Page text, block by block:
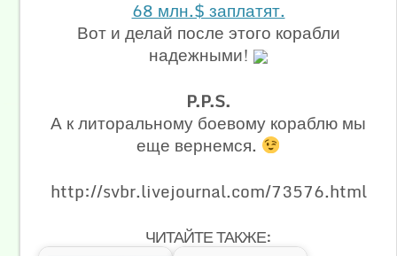
68 млн.$ заплатят.
Вот и делай после этого корабли
надежными!
P.P.S.
А к литоральному боевому кораблю мы
еще вернемся.
http://svbr.livejournal.com/73576.html
ЧИТАЙТЕ ТАКЖЕ: